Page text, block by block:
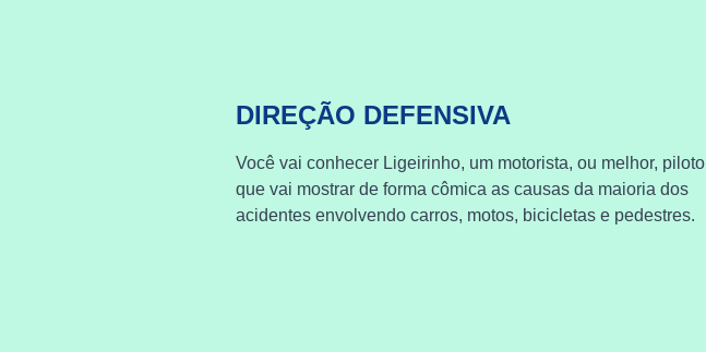
DIREÇÃO DEFENSIVA
Você vai conhecer Ligeirinho, um motorista, ou melhor, piloto
que vai mostrar de forma cômica as causas da maioria dos
acidentes envolvendo carros, motos, bicicletas e pedestres.